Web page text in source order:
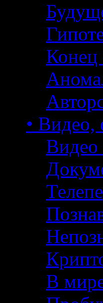
Конец
•
В